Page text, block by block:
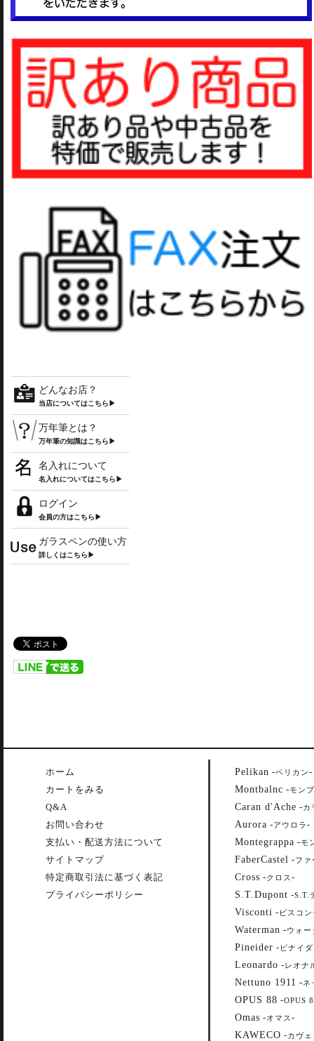
どんなお店？
当店についてはこちら▶
万年筆とは？
万年筆の知識はこちら▶
名入れについて
名入れについてはこちら▶
ログイン
会員の方はこちら▶
ガラスペンの使い方
詳しくはこちら▶
ホーム
カートをみる
Q&A
お問い合わせ
支払い・配送方法について
サイトマップ
特定商取引法に基づく表記
プライバシーポリシー
Pelikan -ペリカン-
Montbalnc -モン
Caran d'Ache -カ
Aurora -アウロラ -
Montegrappa -モ
FaberCastel -ファ
Cross -クロス -
S.T.Dupont -S.T.
Visconti - ビスコ
Waterman -ウォー
Pineider - ピナイ
Leonardo -レオナ
Nettuno 1911 -ネ
OPUS 88 -OPUS
Omas -オマス -
KAWECO -カヴェ